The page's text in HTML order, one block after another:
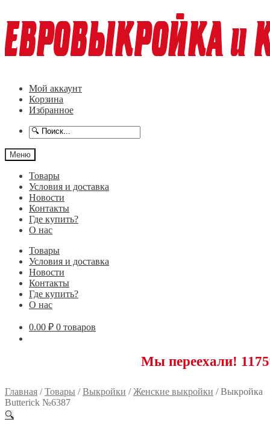
к
навигации
к
содержимому
Мой аккаунт
Корзина
Избранное
Меню
Товары
Условия и доставка
Новости
Контакты
Где купить?
О нас
Товары
Условия и доставка
Новости
Контакты
Где купить?
О нас
0.00 ₽ 0 товаров
Мы переехали! 117593
Главная /Товары /Выкройки /Женские выкройки /Выкройка
Butterick №6387
🔍